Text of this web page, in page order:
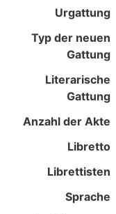
Urgattung
Typ der neuen
Gattung
Literarische
Gattung
Anzahl der Akte
Libretto
Librettisten
Sprache